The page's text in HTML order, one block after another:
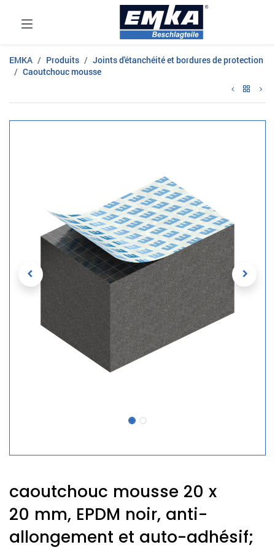
EMKA Produits
Joints d'étanchéité et bordures de protection
Caoutchouc mousse
caoutchouc mousse 20 x
20 mm, EPDM noir, anti-
allongement et auto-adhésif;